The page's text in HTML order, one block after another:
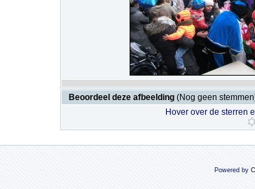
Beoordeel deze afbeelding (Nog geen
Hover over de sterren
Powered by